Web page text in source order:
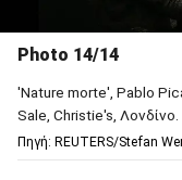
Photo 14/14
'Nature morte', Pablo
Sale, Christie's, Λονδίνο.
Πηγή: REUTERS/Stefan